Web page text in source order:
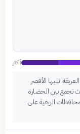
أكثر
تليها الأقصر
تجمع بين الحضارة
الريفية على